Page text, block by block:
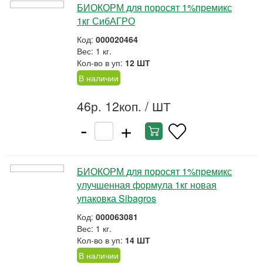
БИОКОРМ для поросят 1%премикс
1кг СибАГРО
Код: 000020464
Вес: 1 кг.
Кол-во в уп: 12 ШТ
В наличии
46р. 12коп. / ШТ
- +
БИОКОРМ для поросят 1%премикс
улучшенная формула 1кг новая
упаковка Sibagros
Код: 000063081
Вес: 1 кг.
Кол-во в уп: 14 ШТ
В наличии